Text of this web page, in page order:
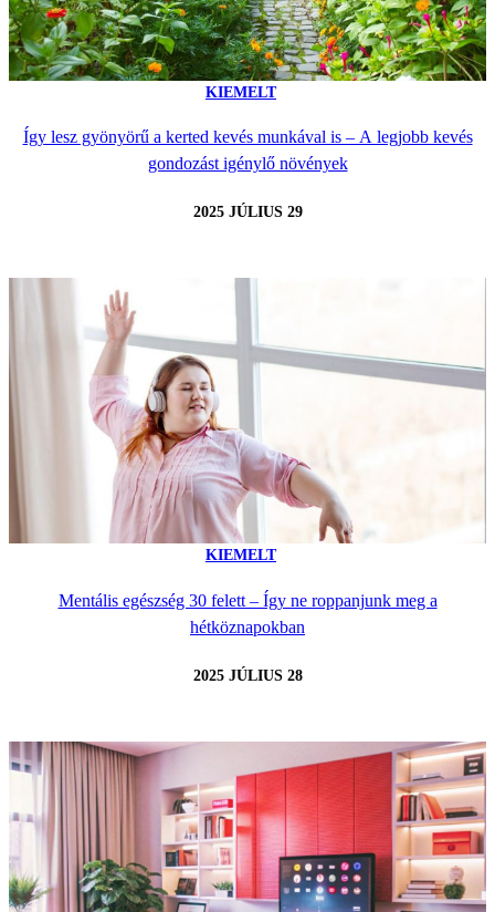
KIEMELT
Így lesz gyönyörű a kerted kevés munkával is – A legjobb kevés
gondozást igénylő növények
2025 JÚLIUS 29
KIEMELT
Mentális egészség 30 felett – Így ne roppanjunk meg a
hétköznapokban
2025 JÚLIUS 28